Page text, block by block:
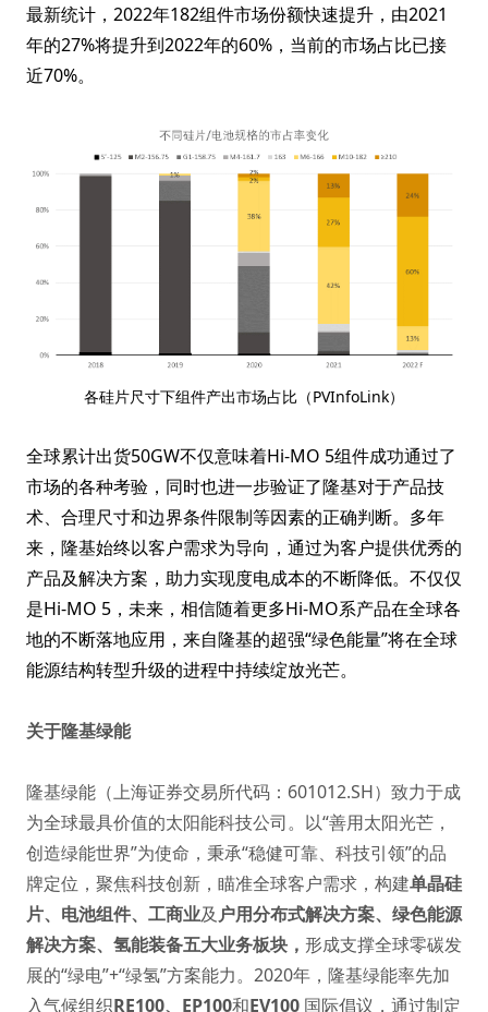
最新统计，2022年182组件市场份额快速提升，由2021
年的27%将提升到2022年的60%，当前的市场占比已接
近70%。
各硅片尺寸下组件产出市场占比（PVInfoLink）
全球累计出货50GW不仅意味着Hi-MO 5组件成功通过了
市场的各种考验，同时也进一步验证了隆基对于产品技
术、合理尺寸和边界条件限制等因素的正确判断。多年
来，隆基始终以客户需求为导向，通过为客户提供优秀的
产品及解决方案，助力实现度电成本的不断降低。不仅仅
是Hi-MO 5，未来，相信随着更多Hi-MO系产品在全球各
地的不断落地应用，来自隆基的超强“绿色能量”将在全球
能源结构转型升级的进程中持续绽放光芒。
关于隆基绿能
隆基绿能（上海证券交易所代码：601012.SH）致力于成
为全球最具价值的太阳能科技公司。以“善用太阳光芒，
创造绿能世界”为使命，秉承“稳健可靠、科技引领”的品
牌定位，聚焦科技创新，瞄准全球客户需求，构建单晶硅
片、 电池组件、 工商业及 户用分布式解决方案、 绿色能源
解决方案、 氢能装备五大业务板块， 形成支撑全球零碳发
展的“绿电”+“绿氢”方案能力。2020年，隆基绿能率先加
入气候组织RE100、 EP100和EV100 国际倡议，通过制定